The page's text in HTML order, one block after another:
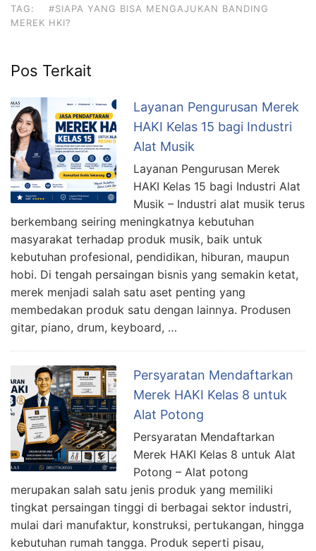
TAG:
#SIAPA YANG BISA MENGAJUKAN BANDING
MEREK HKI?
Pos Terkait
Layanan Pengurusan Merek
HAKI Kelas 15 bagi Industri
Alat Musik
Layanan Pengurusan Merek
HAKI Kelas 15 bagi Industri Alat
Musik – Industri alat musik terus
berkembang seiring meningkatnya kebutuhan
masyarakat terhadap produk musik, baik untuk
kebutuhan profesional, pendidikan, hiburan, maupun
hobi. Di tengah persaingan bisnis yang semakin ketat,
merek menjadi salah satu aset penting yang
membedakan produk satu dengan lainnya. Produsen
gitar, piano, drum, keyboard, …
Persyaratan Mendaftarkan
Merek HAKI Kelas 8 untuk
Alat Potong
Persyaratan Mendaftarkan
Merek HAKI Kelas 8 untuk Alat
Potong – Alat potong
merupakan salah satu jenis produk yang memiliki
tingkat persaingan tinggi di berbagai sektor industri,
mulai dari manufaktur, konstruksi, pertukangan, hingga
kebutuhan rumah tangga. Produk seperti pisau,